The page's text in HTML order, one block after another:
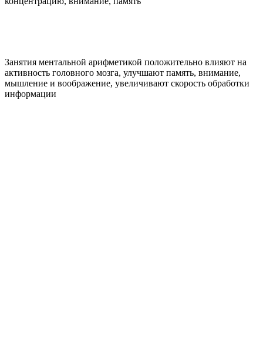
Занятия ментальной арифметикой положительно влияют на
активность головного мозга, улучшают память, внимание,
мышление и воображение, увеличивают скорость обработки
информации